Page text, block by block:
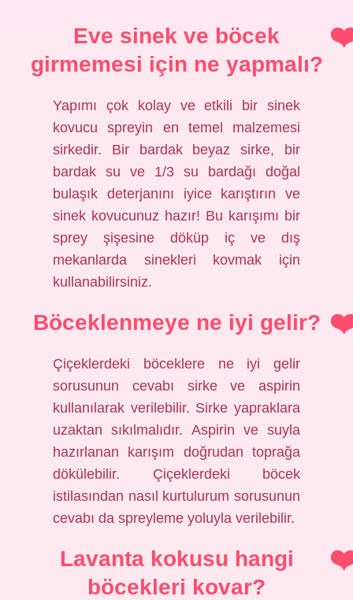
Eve sinek ve böcek
girmemesi için ne yapmalı?
Yapımı çok kolay ve etkili bir sinek
kovucu spreyin en temel malzemesi
sirkedir. Bir bardak beyaz sirke, bir
bardak su ve 1/3 su bardağı doğal
bulaşık deterjanını iyice karıştırın ve
sinek kovucunuz hazır! Bu karışımı bir
sprey şişesine döküp iç ve dış
mekanlarda sinekleri kovmak için
kullanabilirsiniz.
Böceklenmeye ne iyi gelir?
Çiçeklerdeki böceklere ne iyi gelir
sorusunun cevabı sirke ve aspirin
kullanılarak verilebilir. Sirke yapraklara
uzaktan sıkılmalıdır. Aspirin ve suyla
hazırlanan karışım doğrudan toprağa
dökülebilir. Çiçeklerdeki böcek
istilasından nasıl kurtulurum sorusunun
cevabı da spreyleme yoluyla verilebilir.
Lavanta kokusu hangi
böcekleri kovar?